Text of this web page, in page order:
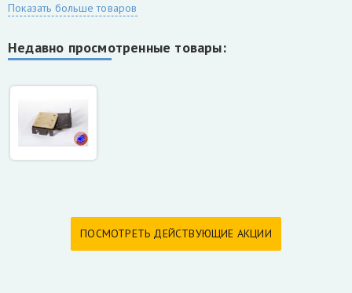
Показать больше товаров
Недавно просмотренные товары:
ПОСМОТРЕТЬ ДЕЙСТВУЮЩИЕ АКЦИИ